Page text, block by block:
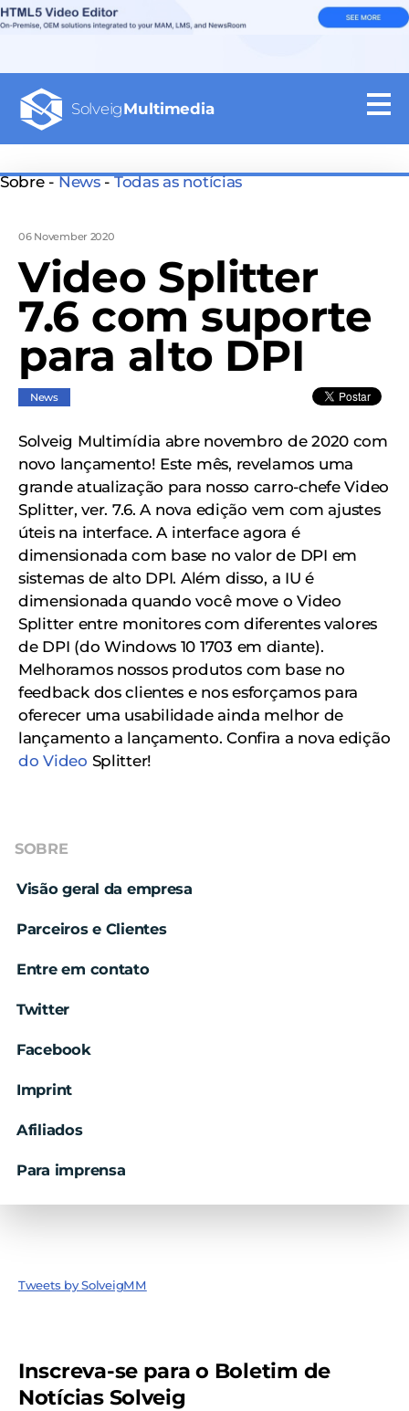
SolveigMultimedia
Sobre -News-Todas as notícias
06 November 2020
Video Splitter
7.6 com suporte
para alto DPI
News
Solveig Multimídia abre novembro de 2020 com
novo lançamento! Este mês, revelamos uma
grande atualização para nosso carro-chefe Video
Splitter, ver. 7.6. A nova edição vem com ajustes
úteis na interface. A interface agora é
dimensionada com base no valor de DPI em
sistemas de alto DPI. Além disso, a IU é
dimensionada quando você move o Video
Splitter entre monitores com diferentes valores
de DPI (do Windows 10 1703 em diante).
Melhoramos nossos produtos com base no
feedback dos clientes e nos esforçamos para
oferecer uma usabilidade ainda melhor de
lançamento a lançamento. Confira a nova edição
do Video Splitter!
SOBRE
Visão geral da empresa
Parceiros e Clientes
Entre em contato
Twitter
Facebook
Imprint
Afiliados
Para imprensa
Tweets by SolveigMM
Inscreva-se para o Boletim de
Notícias Solveig